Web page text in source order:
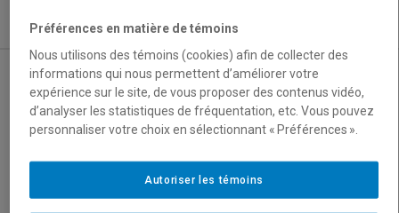
Programme d’accueil de la communauté
étudiante internationale – ALLÔ!
Allô! – Ateliers et webinaires
Préférences en matière de témoins
Nous utilisons des témoins (cookies) afin de collecter des
informations qui nous permettent d’améliorer votre
expérience sur le site, de vous proposer des contenus vidéo,
d’analyser les statistiques de fréquentation, etc. Vous pouvez
personnaliser votre choix en sélectionnant « Préférences ».
Autoriser les témoins